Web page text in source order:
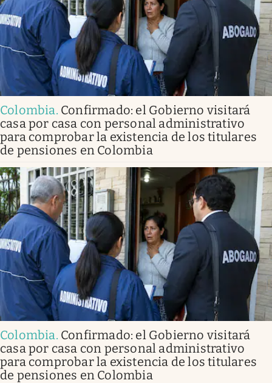
Colombia. Confirmado: el Gobierno visitará
casa por casa con personal administrativo
para comprobar la existencia de los titulares
de pensiones en Colombia
Colombia. Confirmado: el Gobierno visitará
casa por casa con personal administrativo
para comprobar la existencia de los titulares
de pensiones en Colombia